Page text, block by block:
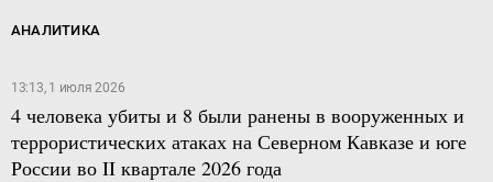
АНАЛИТИКА
13:13, 1 июля 2026
4 человека убиты и 8 были ранены в вооруженных и
террористических атаках на Северном Кавказе и юге
России во II квартале 2026 года